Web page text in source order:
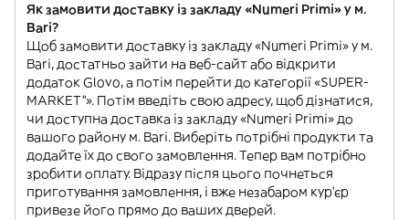
Як замовити доставку із закладу «Numeri Primi» у м.
Bari?
Щоб замовити доставку із закладу «Numeri Primi» у м.
Bari, достатньо зайти на веб-сайт або відкрити
додаток Glovo, а потім перейти до категорії «SUPER-
MARKET”». Потім введіть свою адресу, щоб дізнатися,
чи доступна доставка із закладу «Numeri Primi» до
вашого району м. Bari. Виберіть потрібні продукти та
додайте їх до свого замовлення. Тепер вам потрібно
зробити оплату. Відразу після цього почнеться
приготування замовлення, і вже незабаром кур'єр
привезе його прямо до ваших дверей.